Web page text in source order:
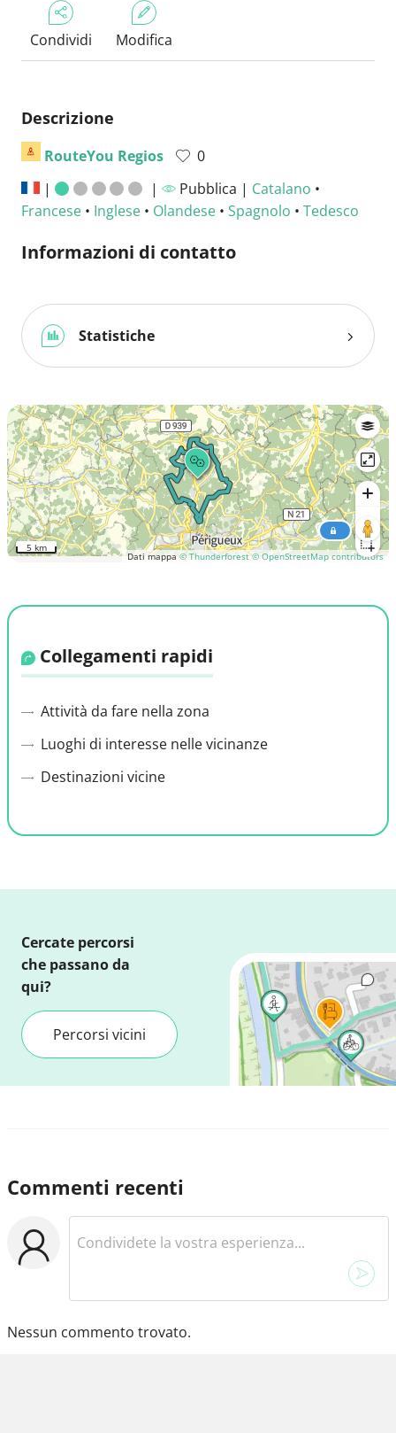
Condividi Modifica
Descrizione
RouteYou Regios
0
|
| Pubblica | Catalano •
Francese • Inglese • Olandese • Spagnolo • Tedesco
Informazioni di contatto
Statistiche
Dati mappa© Thunderforest © OpenStreetMap contributors
5 km
Collegamenti rapidi
Attività da fare nella zona
Luoghi di interesse nelle vicinanze
Destinazioni vicine
Cercate percorsi
che passano da
qui?
Percorsi vicini
Commenti recenti
Nessun commento trovato.